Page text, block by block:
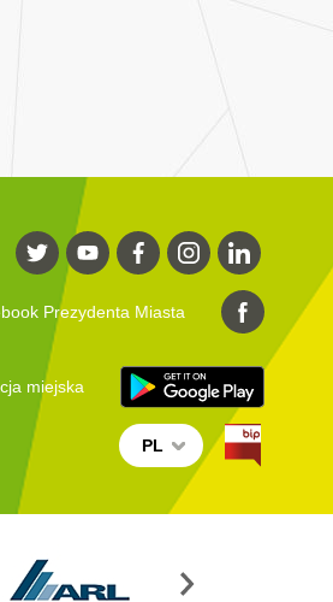
Prezydenta Miasta
miejska
PL